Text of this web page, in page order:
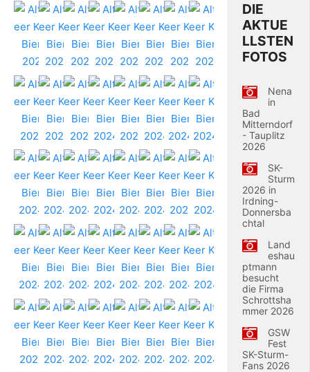
DIE
AKTUE
LLSTEN
FOTOS
Nena
in
Bad
Mitterndorf
- Tauplitz
2026
SK-
Sturm
2026 in
Irdning-
Donnersba
chtal
Land
eshau
ptmann
besucht
die Firma
Schrottsha
mmer 2026
GSW
Fest
SK-Sturm-
Fans 2026